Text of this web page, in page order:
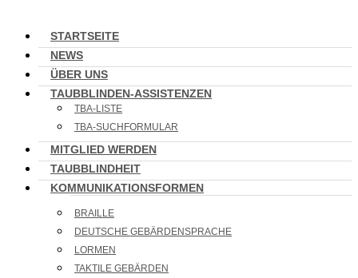
STARTSEITE
NEWS
ÜBER UNS
TAUBBLINDEN-ASSISTENZEN
TBA-LISTE
TBA-SUCHFORMULAR
MITGLIED WERDEN
TAUBBLINDHEIT
KOMMUNIKATIONSFORMEN
BRAILLE
DEUTSCHE GEBÄRDENSPRACHE
LORMEN
TAKTILE GEBÄRDEN